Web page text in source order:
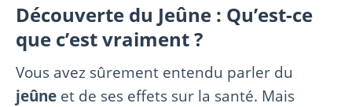
Découverte du Jeûne : Qu’est-ce
que c’est vraiment ?
Vous avez sûrement entendu parler du
jeûne et de ses effets sur la santé. Mais